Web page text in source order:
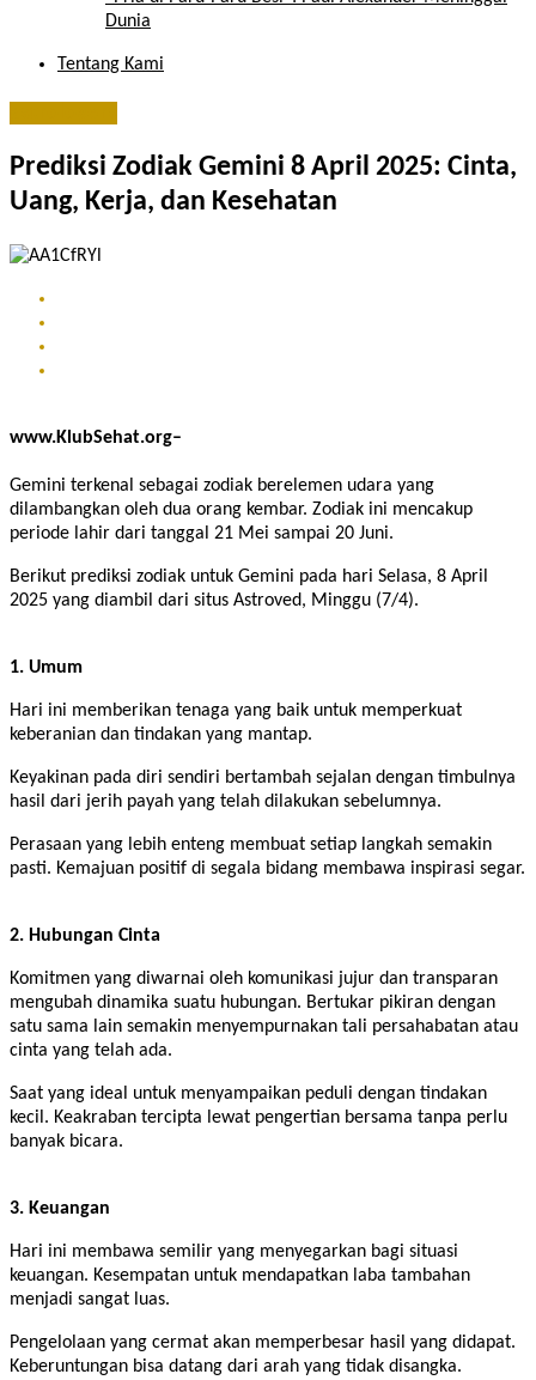
Dunia
Tentang Kami
Prediksi Zodiak Gemini 8 April 2025: Cinta,
Uang, Kerja, dan Kesehatan
www.KlubSehat.org–
Gemini terkenal sebagai zodiak berelemen udara yang
dilambangkan oleh dua orang kembar. Zodiak ini mencakup
periode lahir dari tanggal 21 Mei sampai 20 Juni.
Berikut prediksi zodiak untuk Gemini pada hari Selasa, 8 April
2025 yang diambil dari situs Astroved, Minggu (7/4).
1. Umum
Hari ini memberikan tenaga yang baik untuk memperkuat
keberanian dan tindakan yang mantap.
Keyakinan pada diri sendiri bertambah sejalan dengan timbulnya
hasil dari jerih payah yang telah dilakukan sebelumnya.
Perasaan yang lebih enteng membuat setiap langkah semakin
pasti. Kemajuan positif di segala bidang membawa inspirasi segar.
2. Hubungan Cinta
Komitmen yang diwarnai oleh komunikasi jujur dan transparan
mengubah dinamika suatu hubungan. Bertukar pikiran dengan
satu sama lain semakin menyempurnakan tali persahabatan atau
cinta yang telah ada.
Saat yang ideal untuk menyampaikan peduli dengan tindakan
kecil. Keakraban tercipta lewat pengertian bersama tanpa perlu
banyak bicara.
3. Keuangan
Hari ini membawa semilir yang menyegarkan bagi situasi
keuangan. Kesempatan untuk mendapatkan laba tambahan
menjadi sangat luas.
Pengelolaan yang cermat akan memperbesar hasil yang didapat.
Keberuntungan bisa datang dari arah yang tidak disangka.